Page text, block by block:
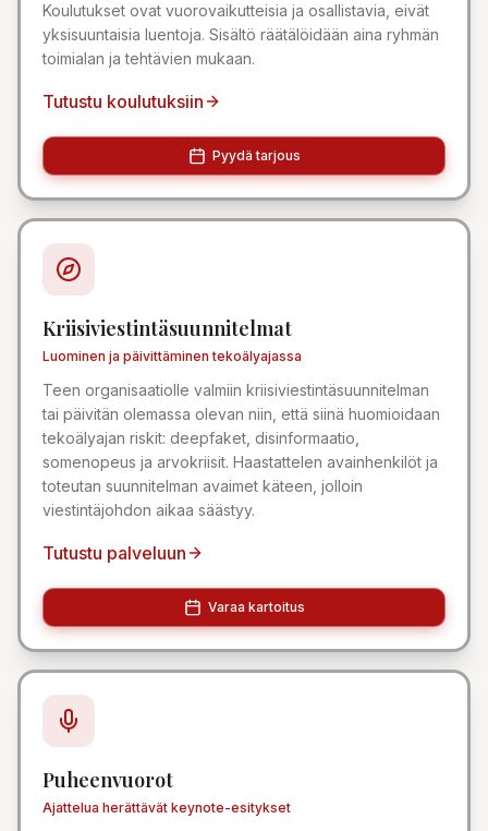
Koulutukset ovat vuorovaikutteisia ja osallistavia, eivät
yksisuuntaisia luentoja. Sisältö räätälöidään aina ryhmän
toimialan ja tehtävien mukaan.
Tutustu koulutuksiin
Pyydä tarjous
Kriisiviestintäsuunnitelmat
Luominen ja päivittäminen tekoälyajassa
Teen organisaatiolle valmiin kriisiviestintäsuunnitelman
tai päivitän olemassa olevan niin, että siinä huomioidaan
tekoälyajan riskit: deepfaket, disinformaatio,
somenopeus ja arvokriisit. Haastattelen avainhenkilöt ja
toteutan suunnitelman avaimet käteen, jolloin
viestintäjohdon aikaa säästyy.
Tutustu palveluun
Varaa kartoitus
Puheenvuorot
Ajattelua herättävät keynote-esitykset